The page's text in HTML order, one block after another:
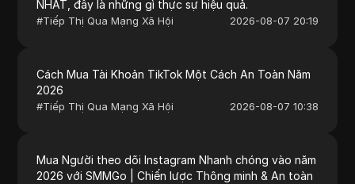
NHẤT, đây là những gì thực sự hiệu quả.
#Tiếp Thị Qua Mạng Xã Hội 2026-08-07 20:19
Cách Mua Tài Khoản TikTok Một Cách An Toàn Năm
2026
#Tiếp Thị Qua Mạng Xã Hội 2026-08-07 10:38
Mua Người theo dõi Instagram Nhanh chóng vào năm
2026 với SMMGo | Chiến lược Thông minh & An toàn